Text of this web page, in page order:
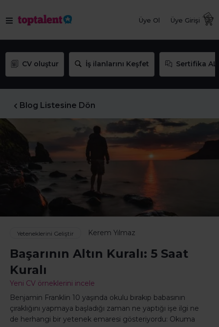
Üye Ol Üye Girişi
CV oluştur İş ilanlarını Keşfet Sertifika AL
Blog Listesine Dön
Yeteneklerini Geliştir Kerem Yılmaz
Başarının Altın Kuralı: 5 Saat
Kuralı
Yeni CV örneklerini incele
Benjamin Franklin 10 yaşında okulu bırakıp babasının
çıraklığını yapmaya başladığı zaman ne yaptığı işe ilgi ne
de herhangi bir yetenek emaresi gösteriyordu: Okuma